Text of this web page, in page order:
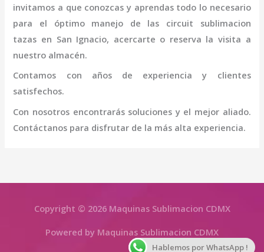
invitamos a que conozcas y aprendas todo lo necesario
para el óptimo manejo de las circuit sublimacion
tazas en San Ignacio, acercarte o reserva la visita a
nuestro almacén.
Contamos con años de experiencia y clientes
satisfechos.
Con nosotros encontrarás soluciones y el mejor aliado.
Contáctanos para disfrutar de la más alta experiencia.
Copyright © 2026 Maquinas Sublimacion CDMX
Powered by Maquinas Sublimacion CDMX
Hablemos por WhatsApp !